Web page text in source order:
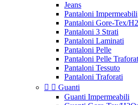
Jeans
Pantaloni Impermeabili
Pantaloni Gore-Tex/
Pantaloni 3 Strati
Pantaloni Laminati
Pantaloni Pelle
Pantaloni Pelle
Pantaloni Tessuto
Pantaloni Traforati
  Guanti
Guanti Impermeabili